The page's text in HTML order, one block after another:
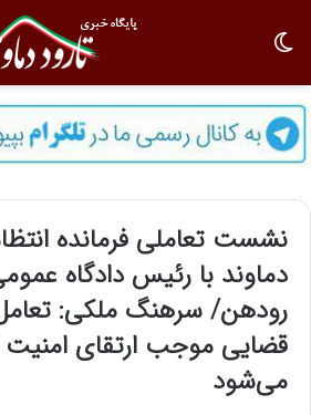
نشست تعاملی فرمانده
دماوند با رئیس دادگاه
رودهن/ سرهنگ ملکی:
قضایی موجب ارتقای امنیت
می‌شود